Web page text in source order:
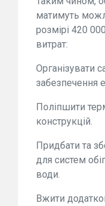
матимуть
розмірі 420
витрат:
Організувати
забезпечення
Поліпшити
конструкцій.
Придбати та
для систем
води.
Вжити